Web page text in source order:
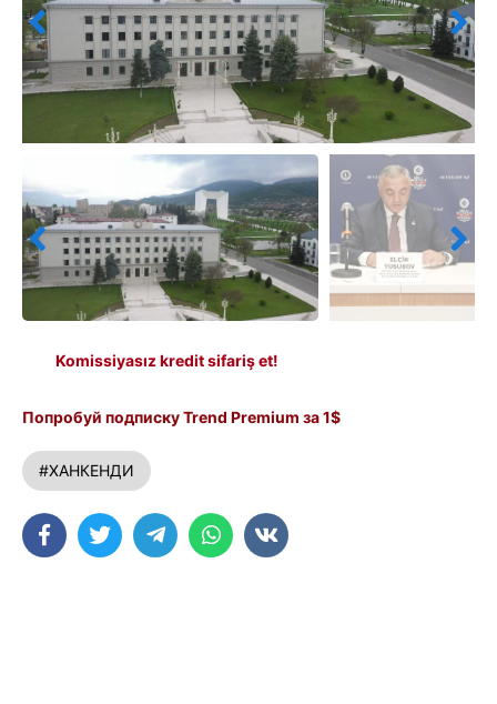
Komissiyasız kredit sifariş et!
Попробуй подписку Trend Premium за 1$
#ХАНКЕНДИ